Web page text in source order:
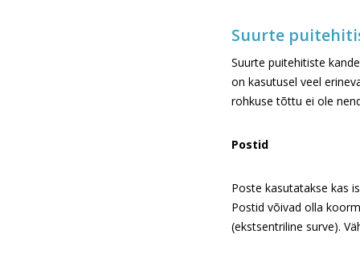
Suurte
Suurte puitehitiste
on kasutusel veel
rohkuse tõttu ei ole
Postid
Poste kasutatakse kas
Postid võivad olla
(ekstsentriline surve).